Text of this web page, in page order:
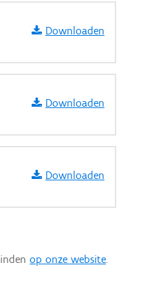
Downloaden
Downloaden
Downloaden
op onze website.